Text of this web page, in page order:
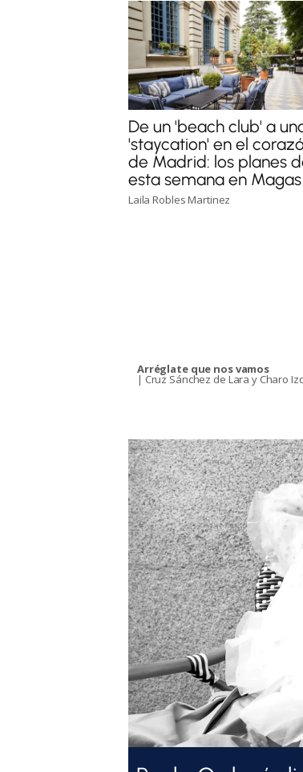
De un 'beach club' a
'staycation' en el
de Madrid: los planes
esta semana en Magas
Laila Robles Martinez
Arréglate que nos vamos
| Cruz Sánchez de Lara y Charo